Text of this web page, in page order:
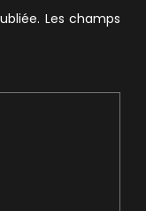
Les champs